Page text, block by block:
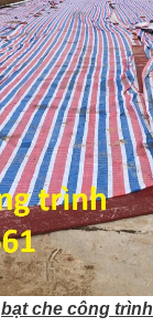
bạt che công trình